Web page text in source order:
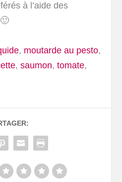
à l’aide des
, moutarde au pesto,
,saumon,tomate,